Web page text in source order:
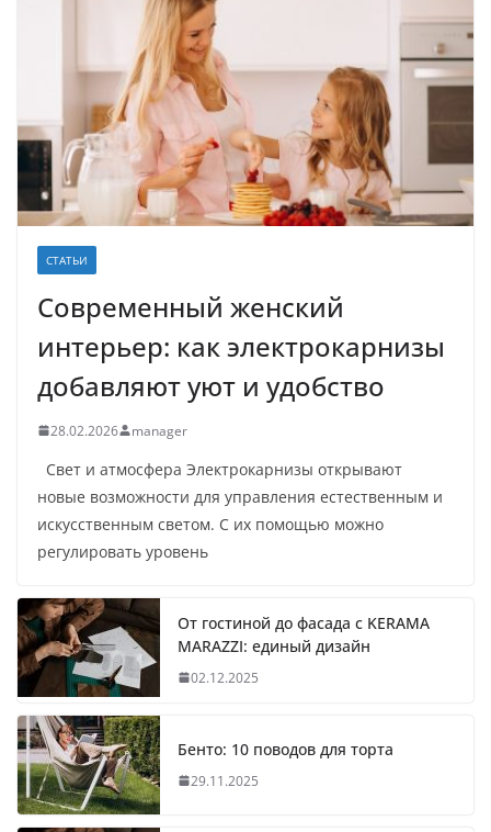
СТАТЬИ
Современный женский
интерьер: как электрокарнизы
добавляют уют и удобство
28.02.2026 manager
Свет и атмосфера Электрокарнизы открывают
новые возможности для управления естественным и
искусственным светом. С их помощью можно
регулировать уровень
От гостиной до фасада с KERAMA
MARAZZI: единый дизайн
02.12.2025
Бенто: 10 поводов для торта
29.11.2025